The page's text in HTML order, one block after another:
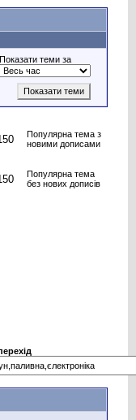
Показати теми за
Популярна тема з
новими дописами
Популярна тема
без нових дописів